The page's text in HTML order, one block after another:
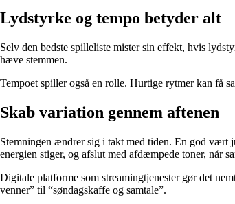
Lydstyrke og tempo betyder alt
Selv den bedste spilleliste mister sin effekt, hvis
hæve stemmen.
Tempoet spiller også en rolle. Hurtige rytmer kan få
Skab variation gennem aftenen
Stemningen ændrer sig i takt med tiden. En god vært
energien stiger, og afslut med afdæmpede toner, når
Digitale platforme som streamingtjenester gør det
venner” til “søndagskaffe og samtale”.